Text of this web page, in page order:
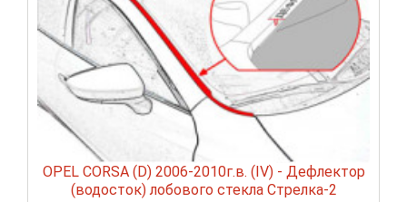
OPEL CORSA (D) 2006-2010г.в. (IV) - Дефлектор
(водосток) лобового стекла Стрелка-2